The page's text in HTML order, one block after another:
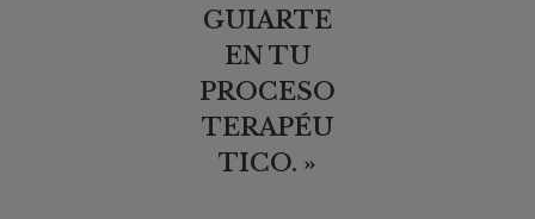
GUIARTE
EN TU
PROCESO
TERAPÉU
TICO. »